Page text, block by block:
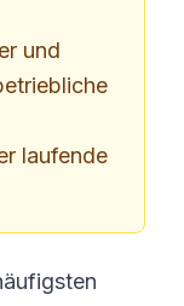
und
laufende